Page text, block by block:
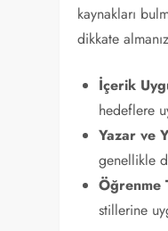
kaynakları
dikkate
İçerik
hedeflere
Yazar ve
genellikle
Öğrenme
stillerine